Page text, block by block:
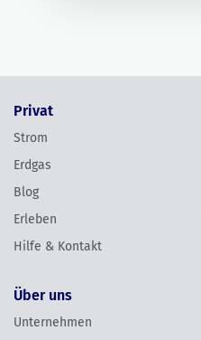
Privat
Strom
Erdgas
Blog
Erleben
Hilfe & Kontakt
Über uns
Unternehmen